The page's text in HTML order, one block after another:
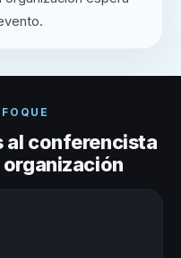
al conferencista